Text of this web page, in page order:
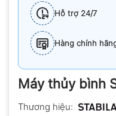
Hỗ trợ 24/7
Hàng chính
Máy thủy bình
Thương hiệu: